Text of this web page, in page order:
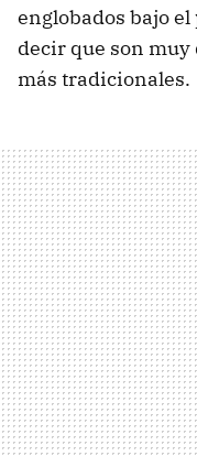
englobados bajo el
decir que son
más tradicionales.